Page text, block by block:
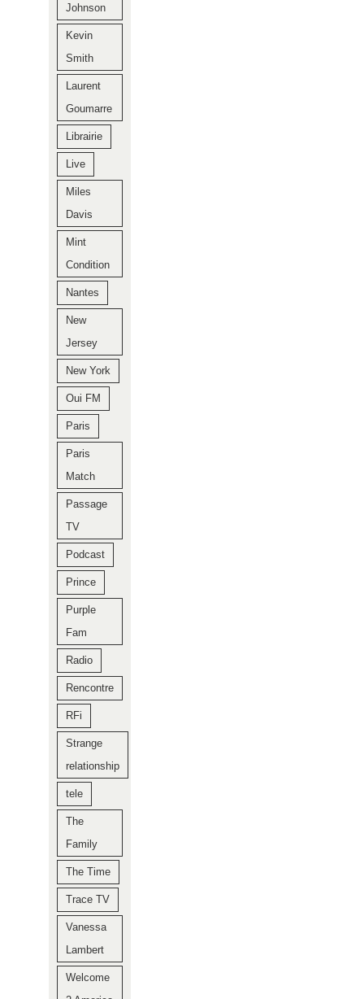
Johnson
Kevin
Smith
Laurent
Goumarre
Librairie
Live
Miles
Davis
Mint
Condition
Nantes
New
Jersey
New York
Oui FM
Paris
Paris
Match
Passage
TV
Podcast
Prince
Purple
Fam
Radio
Rencontre
RFi
Strange
relationship
tele
The
Family
The Time
Trace TV
Vanessa
Lambert
Welcome